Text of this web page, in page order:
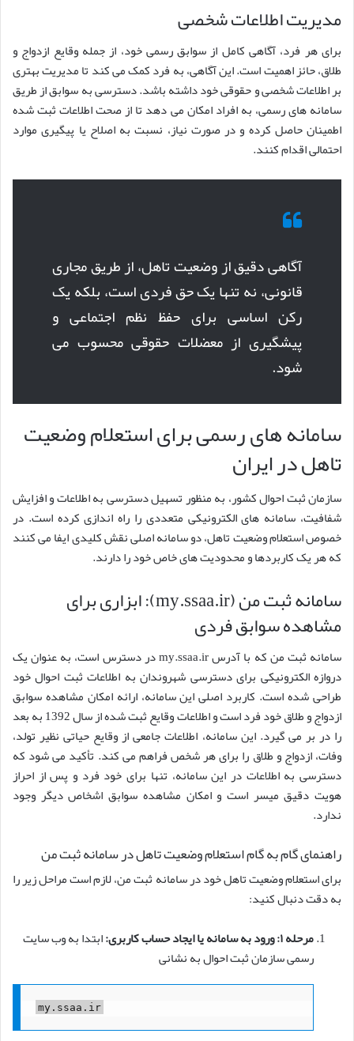
مدیریت اطلاعات شخصی
برای هر فرد، آگاهی کامل از سوابق رسمی خود، از جمله وقایع ازدواج و
طلاق، حائز اهمیت است. این آگاهی، به فرد کمک می کند تا مدیریت بهتری
بر اطلاعات شخصی و حقوقی خود داشته باشد. دسترسی به سوابق از طریق
سامانه های رسمی، به افراد امکان می دهد تا از صحت اطلاعات ثبت شده
اطمینان حاصل کرده و در صورت نیاز، نسبت به اصلاح یا پیگیری موارد
احتمالی اقدام کنند.
آگاهی دقیق از وضعیت تاهل، از طریق مجاری
قانونی، نه تنها یک حق فردی است، بلکه یک
رکن اساسی برای حفظ نظم اجتماعی و
پیشگیری از معضلات حقوقی محسوب می
شود.
سامانه های رسمی برای استعلام وضعیت
تاهل در ایران
سازمان ثبت احوال کشور، به منظور تسهیل دسترسی به اطلاعات و افزایش
شفافیت، سامانه های الکترونیکی متعددی را راه اندازی کرده است. در
خصوص استعلام وضعیت تاهل، دو سامانه اصلی نقش کلیدی ایفا می کنند
که هر یک کاربردها و محدودیت های خاص خود را دارند.
سامانه ثبت من (my.ssaa.ir): ابزاری برای
مشاهده سوابق فردی
سامانه ثبت من که با آدرس my.ssaa.ir در دسترس است، به عنوان یک
دروازه الکترونیکی برای دسترسی شهروندان به اطلاعات ثبت احوال خود
طراحی شده است. کاربرد اصلی این سامانه، ارائه امکان مشاهده سوابق
ازدواج و طلاق خود فرد است و اطلاعات وقایع ثبت شده از سال 1392 به بعد
را در بر می گیرد. این سامانه، اطلاعات جامعی از وقایع حیاتی نظیر تولد،
وفات، ازدواج و طلاق را برای هر شخص فراهم می کند. تأکید می شود که
دسترسی به اطلاعات در این سامانه، تنها برای خود فرد و پس از احراز
هویت دقیق میسر است و امکان مشاهده سوابق اشخاص دیگر وجود
ندارد.
راهنمای گام به گام استعلام وضعیت تاهل در سامانه ثبت من
برای استعلام وضعیت تاهل خود در سامانه ثبت من، لازم است مراحل زیر را
به دقت دنبال کنید:
مرحله ۱: ورود به سامانه یا ایجاد حساب کاربری:
ابتدا به وب سایت
رسمی سازمان ثبت احوال به نشانی
my.ssaa.ir